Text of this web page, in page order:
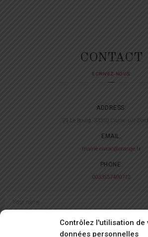
Contrôlez l'utilisation de
données personnelles
CONTACT
ECRIVEZ-NOUS
ADDRESS:
29 Le Bourg, 33350 Civrac-sur-
EMAIL:
mairie.civrac@orange.fr
PHONE:
0033557400712